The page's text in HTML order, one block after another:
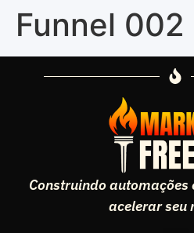
Funnel 002
Construindo automações
acelerar seu